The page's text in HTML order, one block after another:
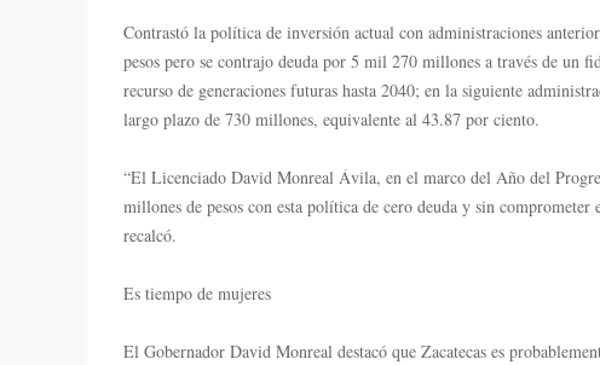
Contrastó la política de inversión actual con administraciones
pesos pero se contrajo deuda por 5 mil 270 millones a través de un
recurso de generaciones futuras hasta 2040; en la siguiente
largo plazo de 730 millones, equivalente al 43.87 por ciento.
“El Licenciado David Monreal Ávila, en el marco del Año del
millones de pesos con esta política de cero deuda y sin comprometer
recalcó.
Es tiempo de mujeres
El Gobernador David Monreal destacó que Zacatecas es